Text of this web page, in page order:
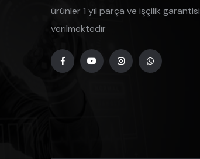
ürünler 1 yıl parça ve işçilik garantisi
verilmektedir